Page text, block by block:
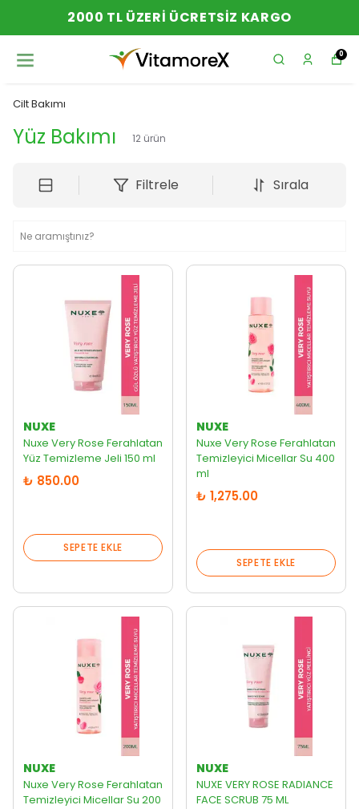
2000 TL ÜZERI ÜCRETSIZ KARGO
0
Cilt Bakımı
Yüz Bakımı 12 ürün
Filtrele Sırala
NUXE
Nuxe Very Rose Ferahlatan
Yüz Temizleme Jeli 150 ml
₺ 850.00
SEPETE EKLE
NUXE
Nuxe Very Rose Ferahlatan
Temizleyici Micellar Su 400
ml
₺ 1,275.00
SEPETE EKLE
NUXE
Nuxe Very Rose Ferahlatan
Temizleyici Micellar Su 200
NUXE
NUXE VERY ROSE RADIANCE
FACE SCRUB 75 ML